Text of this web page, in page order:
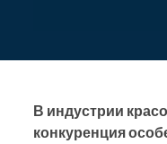
В индустрии
конкуренция